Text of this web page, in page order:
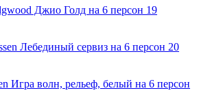
Джио Голд на 6 персон 19
Лебединый сервиз на 6 персон 20
Игра волн, рельеф, белый на 6 персон